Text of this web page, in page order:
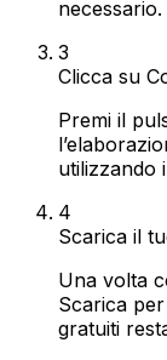
necessario.
3
Clicca su
Premi il
utilizzando
4
Scarica il
Una volta
Scarica
gratuiti